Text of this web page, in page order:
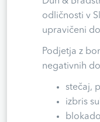
odličnosti v
upravičeni
Podjetja z
negativnih
stečaj,
izbris